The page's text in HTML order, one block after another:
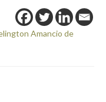
Amancio de